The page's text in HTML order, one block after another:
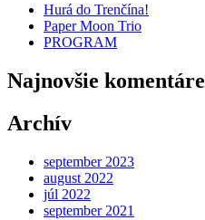
Hurá do Trenčína!
Paper Moon Trio
PROGRAM
Najnovšie komentáre
Archív
september 2023
august 2022
júl 2022
september 2021